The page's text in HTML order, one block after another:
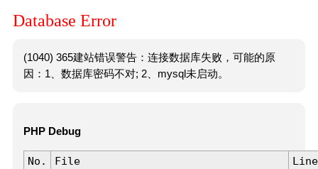
Database Error
(1040) 365建站错误警告：连接数据库失败，可能的原
因：1、数据库密码不对; 2、mysql未启动。
PHP Debug
No. File
Line